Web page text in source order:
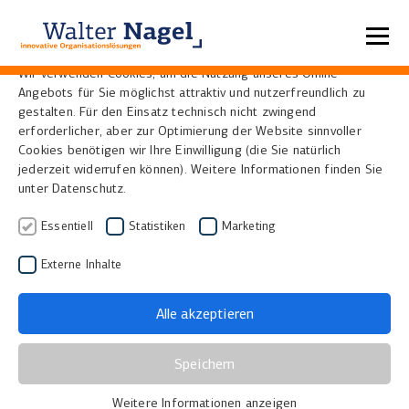
Home Lösungen Visual Library Plattform Publikationsserver
Open Access
Publikationsserver mit
Visual Library
Auf Basis der Visual Library Softwareplattform
werden zahlreiche Geschäftsgänge abgewickelt, die
besonders für Hochschulbibliotheken in Deutschland,
Österreich und der Schweiz interessant sind. Darum
haben wir diese unter dem Namen "Visual Campus"
Datenschutzeinstellungen
Wir verwenden Cookies, um die Nutzung unseres Online-
Angebots für Sie möglichst attraktiv und nutzerfreundlich zu
gestalten. Für den Einsatz technisch nicht zwingend
erforderlicher, aber zur Optimierung der Website sinnvoller
Cookies benötigen wir Ihre Einwilligung (die Sie natürlich
jederzeit widerrufen können). Weitere Informationen finden Sie
unter Datenschutz.
Essentiell Statistiken Marketing
Externe Inhalte
Alle akzeptieren
Speichern
Weitere Informationen anzeigen